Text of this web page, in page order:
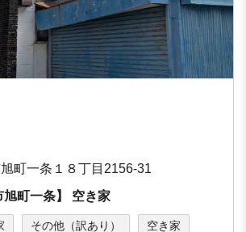
町⼀条１８丁⽬2156-31
旭町⼀条】 空き家
その他（訳あり） 空き家